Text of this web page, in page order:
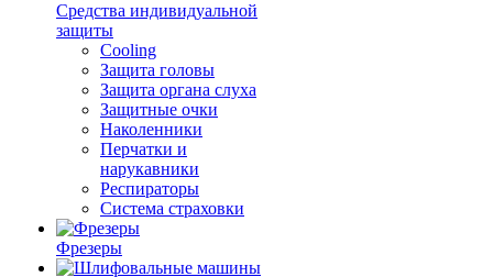
Средства индивидуальной
защиты
Cooling
Защита головы
Защита органа слуха
Защитные очки
Наколенники
Перчатки и
нарукавники
Респираторы
Система страховки
Фрезеры